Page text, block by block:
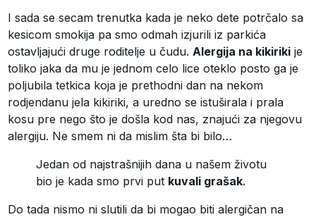
I sada se secam trenutka kada je neko dete potrčalo sa
kesicom smokija pa smo odmah izjurili iz parkića
ostavljajući druge roditelje u čudu. Alergija na kikiriki je
toliko jaka da mu je jednom celo lice oteklo posto ga je
poljubila tetkica koja je prethodni dan na nekom
rodjendanu jela kikiriki, a uredno se istuširala i prala
kosu pre nego što je došla kod nas, znajući za njegovu
alergiju. Ne smem ni da mislim šta bi bilo…
Jedan od najstrašnijih dana u našem životu
bio je kada smo prvi put kuvali grašak.
Do tada nismo ni slutili da bi mogao biti alergičan na